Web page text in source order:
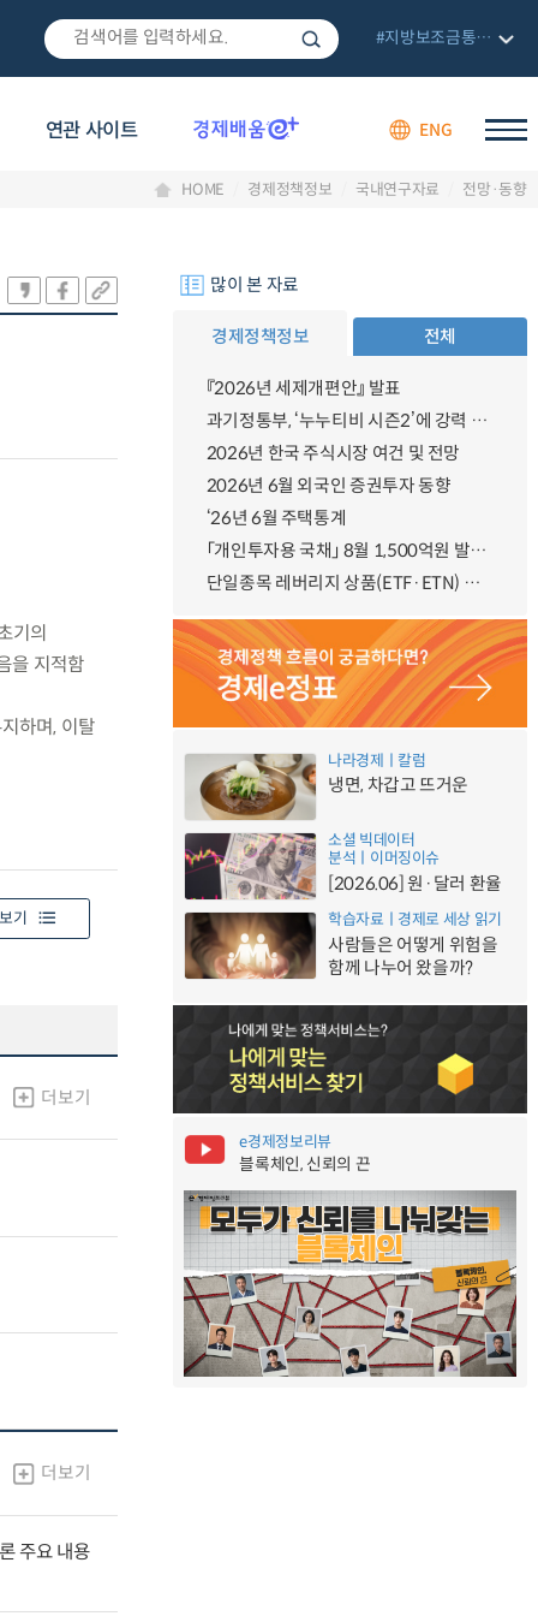
연관 사이트 ENG
#지방보조금통합관리망
HOME 경제정책정보 국내연구자료 전망·동향
기의
을 지적함
하며, 이탈
기
더보기
더보기
주요 내용
많이 본 자료
경제정책정보 전체
『2026년 세제개편안』 발표
과기정통부, ‘누누티비 시즌2’에 강력 대응 의지 밝혀
2026년 한국 주식시장 여건 및 전망
2026년 6월 외국인 증권투자 동향
‘26년 6월 주택통계
「개인투자용 국채」 8월 1,500억원 발행 예정
단일종목 레버리지 상품(ETF·ETN) 기본예탁금 강화 조기시행 방안 안내
나라경제ㅣ칼럼
냉면, 차갑고 뜨거운
소셜 빅데이터
분석ㅣ이머징이슈
[2026.06] 원·달러 환율
학습자료ㅣ경제로 세상 읽기
사람들은 어떻게 위험을
함께 나누어 왔을까?
e경제정보리뷰
블록체인, 신뢰의 끈